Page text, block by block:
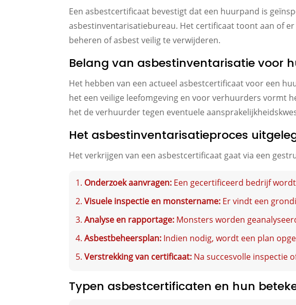
Een asbestcertificaat bevestigt dat een huurpand is
asbestinventarisatiebureau. Het certificaat toont aan of
beheren of asbest veilig te verwijderen.
Belang van asbestinventarisatie voor
Het hebben van een actueel asbestcertificaat voor een
het een veilige leefomgeving en voor verhuurders vormt
het de verhuurder tegen eventuele
Het asbestinventarisatieproces
Het verkrijgen van een asbestcertificaat gaat via een
Onderzoek aanvragen: Een gecertificeerd bedrijf
Visuele inspectie en monstername: Er vindt een
Analyse en rapportage: Monsters worden
Asbestbeheersplan: Indien nodig, wordt een plan
Verstrekking van certificaat: Na succesvolle inspectie
Typen asbestcertificaten en hun